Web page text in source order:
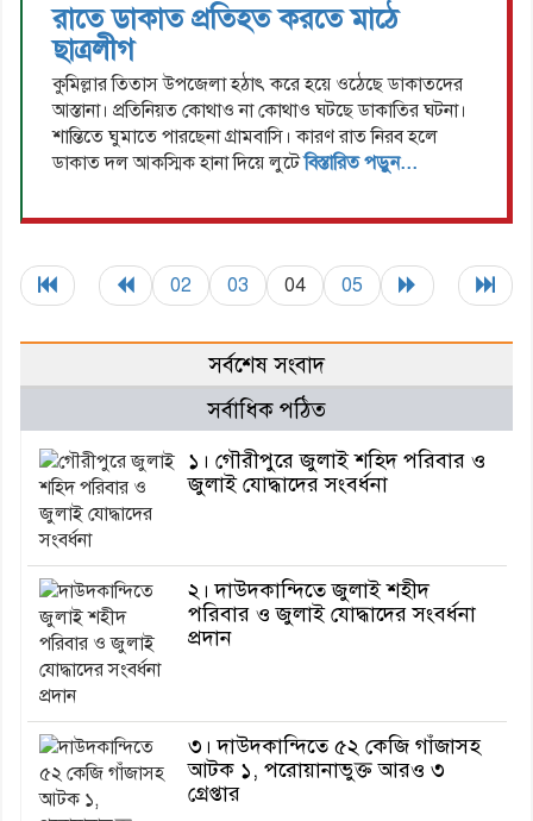
রাতে ডাকাত প্রতিহত করতে মাঠে
ছাত্রলীগ
কুমিল্লার তিতাস উপজেলা হঠাৎ করে হয়ে ওঠেছে ডাকাতদের
আস্তানা। প্রতিনিয়ত কোথাও না কোথাও ঘটছে ডাকাতির ঘটনা।
শান্তিতে ঘুমাতে পারছেনা গ্রামবাসি। কারণ রাত নিরব হলে
ডাকাত দল আকস্মিক হানা দিয়ে লুটেবিস্তারিত পড়ুন...
02 03 04 05
সর্বশেষ সংবাদ
সর্বাধিক পঠিত
১। গৌরীপুরে জুলাই শহিদ পরিবার ও
জুলাই যোদ্ধাদের সংবর্ধনা
২। দাউদকান্দিতে জুলাই শহীদ
পরিবার ও জুলাই যোদ্ধাদের সংবর্ধনা
প্রদান
৩। দাউদকান্দিতে ৫২ কেজি গাঁজাসহ
আটক ১, পরোয়ানাভুক্ত আরও ৩
গ্রেপ্তার